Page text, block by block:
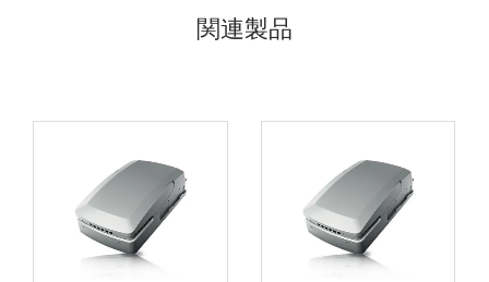
関連製品